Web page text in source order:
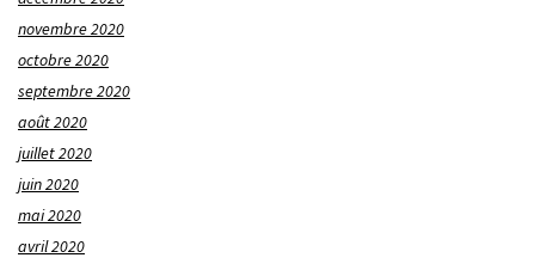
novembre 2020
octobre 2020
septembre 2020
août 2020
juillet 2020
juin 2020
mai 2020
avril 2020